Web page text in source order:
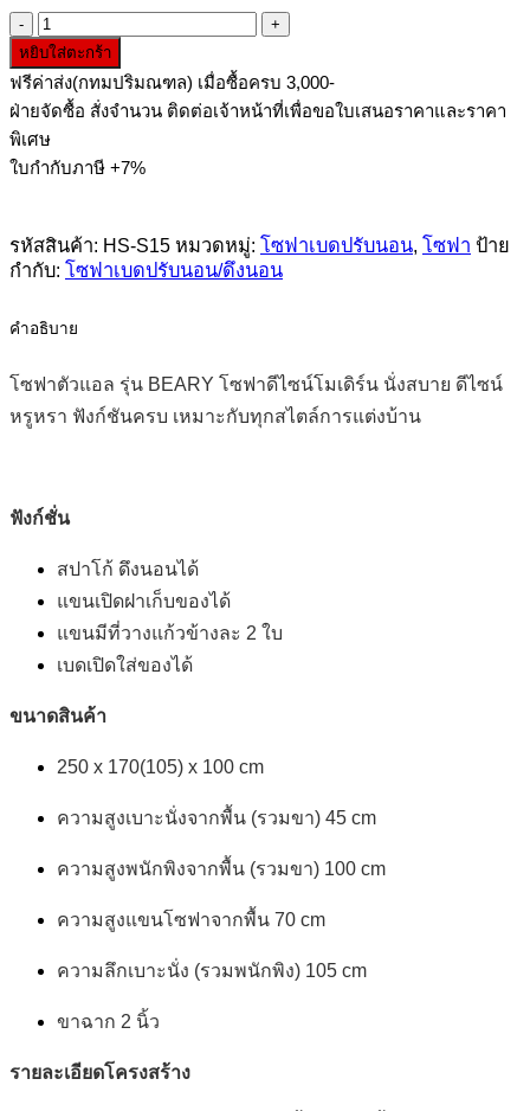
จำนวน
โซฟา
ตัว
แอล
รุ่น
BEARY
หยิบใส่ตะกร้า
ฟรีค่าส่ง(กทมปริมณฑล) เมื่อซื้อครบ 3,000-
ฝ่ายจัดซื้อ สั่งจำนวน ติดต่อเจ้าหน้าที่เพื่อขอใบเสนอราคาและราคา
พิเศษ
ใบกำกับภาษี +7%
รหัสสินค้า: HS-S15 หมวดหมู่: โซฟาเบดปรับนอน โซฟา ป้าย
กำกับ: โซฟาเบดปรับนอน/ดึงนอน
คำอธิบาย
โซฟาตัวแอล รุ่น BEARY โซฟาดีไซน์โมเดิร์น นั่งสบาย ดีไซน์
หรูหรา ฟังก์ชันครบ เหมาะกับทุกสไตล์การแต่งบ้าน
ฟังก์ชั่น
สปาโก้ ดึงนอนได้
แขนเปิดฝาเก็บของได้
แขนมีที่วางแก้วข้างละ 2 ใบ
เบดเปิดใส่ของได้
ขนาดสินค้า
250 x 170(105) x 100 cm
ความสูงเบาะนั่งจากพื้น (รวมขา) 45 cm
ความสูงพนักพิงจากพื้น (รวมขา) 100 cm
ความสูงแขนโซฟาจากพื้น 70 cm
ความลึกเบาะนั่ง (รวมพนักพิง) 105 cm
ขาฉาก 2 นิ้ว
รายละเอียดโครงสร้าง